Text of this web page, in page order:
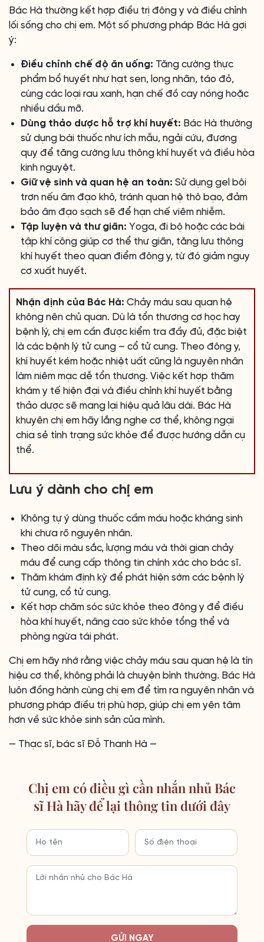
Bác Hà thường kết hợp điều trị đông y và điều chỉnh
lối sống cho chị em. Một số phương pháp Bác Hà gợi
ý:
Điều chỉnh chế độ ăn uống: Tăng cường thực
phẩm bổ huyết như hạt sen, long nhãn, táo đỏ,
cùng các loại rau xanh, hạn chế đồ cay nóng hoặc
nhiều dầu mỡ.
Dùng thảo dược hỗ trợ khí huyết: Bác Hà thường
sử dụng bài thuốc như ích mẫu, ngải cứu, đương
quy để tăng cường lưu thông khí huyết và điều hòa
kinh nguyệt.
Giữ vệ sinh và quan hệ an toàn: Sử dụng gel bôi
trơn nếu âm đạo khô, tránh quan hệ thô bạo, đảm
bảo âm đạo sạch sẽ để hạn chế viêm nhiễm.
Tập luyện và thư giãn: Yoga, đi bộ hoặc các bài
tập khí công giúp cơ thể thư giãn, tăng lưu thông
khí huyết theo quan điểm đông y, từ đó giảm nguy
cơ xuất huyết.
Nhận định của Bác Hà: Chảy máu sau quan hệ
không nên chủ quan. Dù là tổn thương cơ học hay
bệnh lý, chị em cần được kiểm tra đầy đủ, đặc biệt
là các bệnh lý tử cung – cổ tử cung. Theo đông y,
khí huyết kém hoặc nhiệt uất cũng là nguyên nhân
làm niêm mạc dễ tổn thương. Việc kết hợp thăm
khám y tế hiện đại và điều chỉnh khí huyết bằng
thảo dược sẽ mang lại hiệu quả lâu dài. Bác Hà
khuyên chị em hãy lắng nghe cơ thể, không ngại
chia sẻ tình trạng sức khỏe để được hướng dẫn cụ
thể.
Lưu ý dành cho chị em
Không tự ý dùng thuốc cầm máu hoặc kháng sinh
khi chưa rõ nguyên nhân.
Theo dõi màu sắc, lượng máu và thời gian chảy
máu để cung cấp thông tin chính xác cho bác sĩ.
Thăm khám định kỳ để phát hiện sớm các bệnh lý
tử cung, cổ tử cung.
Kết hợp chăm sóc sức khỏe theo đông y để điều
hòa khí huyết, nâng cao sức khỏe tổng thể và
phòng ngừa tái phát.
Chị em hãy nhớ rằng việc chảy máu sau quan hệ là tín
hiệu cơ thể, không phải là chuyện bình thường. Bác Hà
luôn đồng hành cùng chị em để tìm ra nguyên nhân và
phương pháp điều trị phù hợp, giúp chị em yên tâm
hơn về sức khỏe sinh sản của mình.
— Thạc sĩ, bác sĩ Đỗ Thanh Hà —
Chị em có điều gì cần nhắn nhủ Bác
sĩ Hà hãy để lại thông tin dưới đây
GỬI NGAY